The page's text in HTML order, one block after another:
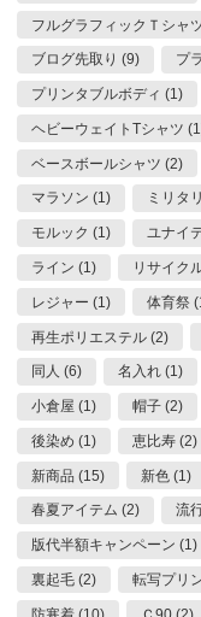
フルグラフィックＴシャ
ブログ先取り (9) プ
プリンタブルボディ (1)
ヘビーウェイトTシャツ
ベースボールシャツ (2)
マラソン (1) ミリタ
モルック (1) ユナイ
ライン (1) リサイク
レジャー (1) 体育祭
再生ポリエステル (2)
同人 (6) 名入れ (1)
小倉屋 (1) 帽子 (2)
後染め (1) 恵比寿 (2)
新商品 (15) 新色 (1)
春夏アイテム (2) 流
版代半額キャンペーン (1)
裏起毛 (2) 転写プリ